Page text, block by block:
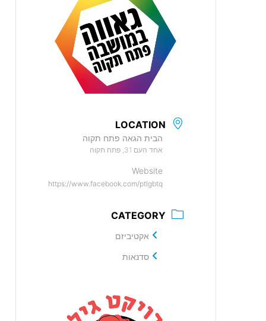
LOCATION
הבית הגאה פתח תקוה
אחד העם 31, פתח תקוה
Website
https://www.facebook.com/ptlgbtq
CATEGORY
אקטיביזם
סדנאות